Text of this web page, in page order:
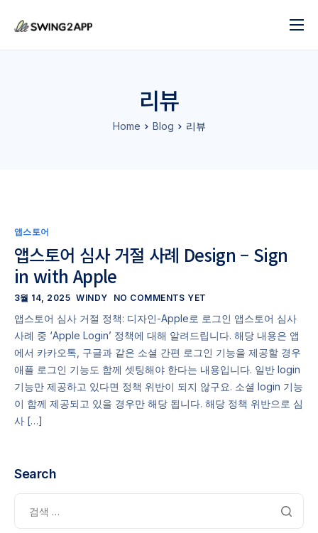
블로그
리뷰
Home Blog 리뷰
앱스토어
앱스토어 심사 거절 사례 Design – Sign
in with Apple
3월 14, 2025 WINDY NO COMMENTS YET
앱스토어 심사 거절 정책: 디자인-Apple로 로그인 앱스토어 심사
사례 중 ‘Apple Login’ 정책에 대해 알려드립니다. 해당 내용은 앱
에서 카카오톡, 구글과 같은 소셜 간편 로그인 기능을 제공할 경우
애플 로그인 기능도 함께 셋팅해야 한다는 내용입니다. 일반 login
기능만 제공하고 있다면 정책 위반이 되지 않구요. 소셜 login 기능
이 함께 제공되고 있을 경우만 해당 됩니다. 해당 정책 위반으로 심
사 […]
Search